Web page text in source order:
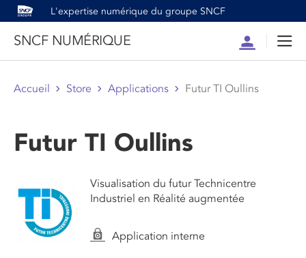
L'expertise numérique du groupe SNCF
SNCF NUMÉRIQUE
Compte
Accueil Store Applications Futur TI Oullins
Futur TI Oullins
Visualisation du futur Technicentre
Industriel en Réalité augmentée
Application interne